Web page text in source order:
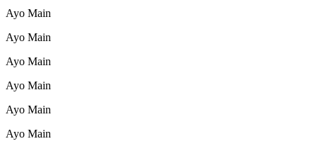
Ayo Main
Ayo Main
Ayo Main
Ayo Main
Ayo Main
Ayo Main